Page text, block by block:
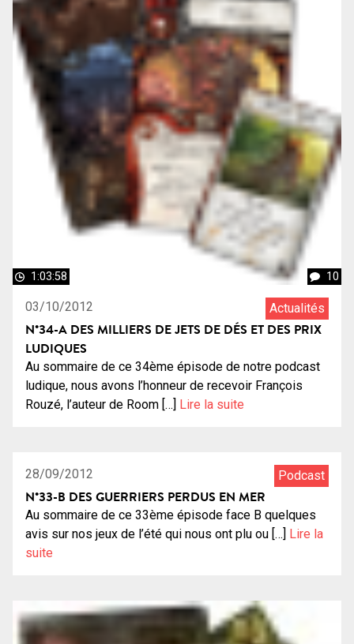
1:03:58 10
03/10/2012 Actualités
N°34-A DES MILLIERS DE JETS DE DÉS ET DES PRIX
LUDIQUES
Au sommaire de ce 34ème épisode de notre podcast
ludique, nous avons l’honneur de recevoir François
Rouzé, l’auteur de Room […] Lire la suite
28/09/2012 Podcast
N°33-B DES GUERRIERS PERDUS EN MER
Au sommaire de ce 33ème épisode face B quelques
avis sur nos jeux de l’été qui nous ont plu ou […] Lire la
suite